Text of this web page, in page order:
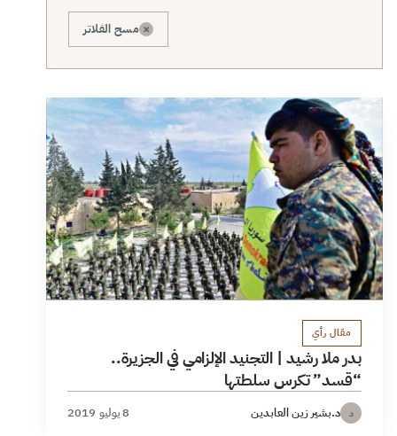
× مسح الفلاتر
مقال رأي
بدر ملا رشيد | التجنيد الإلزامي في الجزيرة..
“قسد” تكرس سلطتها
د د.بشير زين العابدين 8 يوليو 2019